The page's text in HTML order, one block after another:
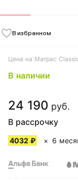
В избранном
Цена на Матрас
В наличии
24 190 руб.
В рассрочку
4032 ₽ 6